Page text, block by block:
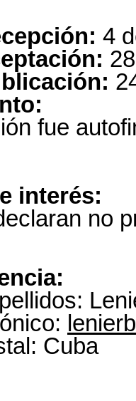
4
fue
interés:
no
Cuba